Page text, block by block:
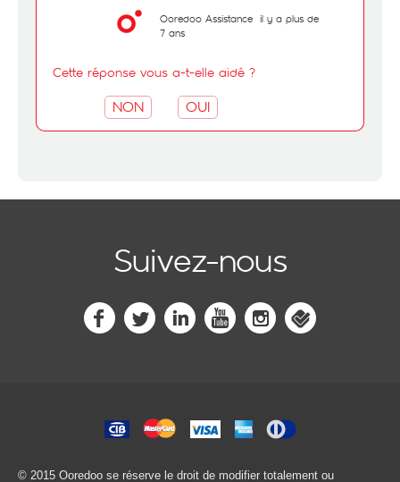
Ooredoo Assistance il y a plus de
7 ans
Cette réponse vous a-t-elle aidé ?
NON OUI
Suivez-nous
© 2015 Ooredoo se réserve le droit de modifier totalement ou